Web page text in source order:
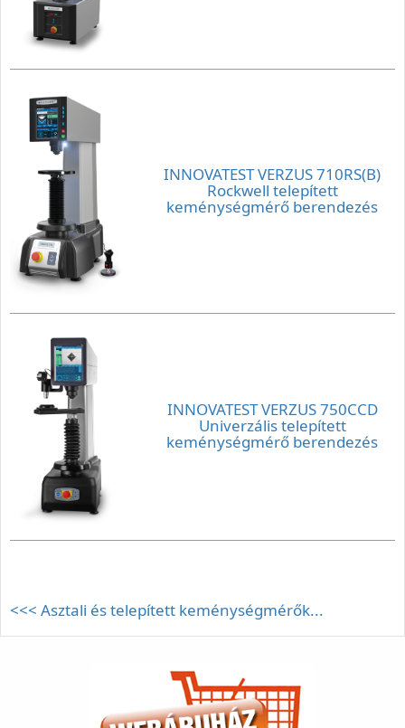
INNOVATEST VERZUS 710RS(B)
Rockwell telepített
keménységmérő berendezés
INNOVATEST VERZUS 750CCD
Univerzális telepített
keménységmérő berendezés
<<< Asztali és telepített keménységmérők...